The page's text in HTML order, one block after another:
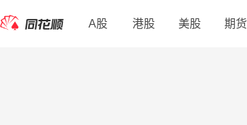
A股 港股 美股 期货